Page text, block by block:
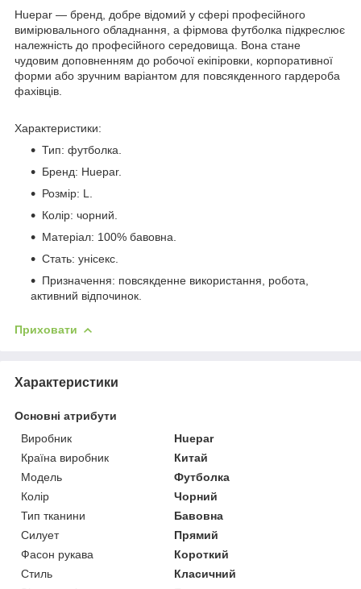
Huepar — бренд, добре відомий у сфері професійного
вимірювального обладнання, а фірмова футболка підкреслює
належність до професійного середовища. Вона стане
чудовим доповненням до робочої екіпіровки, корпоративної
форми або зручним варіантом для повсякденного гардероба
фахівців.
Характеристики:
Тип: футболка.
Бренд: Huepar.
Розмір: L.
Колір: чорний.
Матеріал: 100% бавовна.
Стать: унісекс.
Призначення: повсякденне використання, робота,
активний відпочинок.
Приховати
Характеристики
Основні атрибути
Виробник
Huepar
Країна виробник
Китай
Модель
Футболка
Колір
Чорний
Тип тканини
Бавовна
Силует
Прямий
Фасон рукава
Короткий
Стиль
Класичний